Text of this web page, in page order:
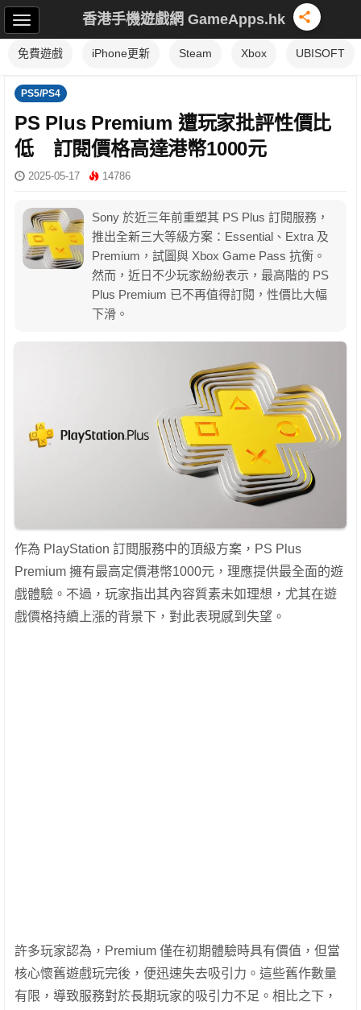
香港手機遊戲網 GameApps.hk
免費遊戲 iPhone更新 Steam Xbox UBISOFT
PS5/PS4
PS Plus Premium 遭玩家批評性價比
低 訂閱價格高達港幣1000元
2025-05-17 14786
Sony 於近三年前重塑其 PS Plus 訂閱服務，
推出全新三大等級方案：Essential、Extra 及
Premium，試圖與 Xbox Game Pass 抗衡。
然而，近日不少玩家紛紛表示，最高階的 PS
Plus Premium 已不再值得訂閱，性價比大幅
下滑。
作為 PlayStation 訂閱服務中的頂級方案，PS Plus
Premium 擁有最高定價港幣1000元，理應提供最全面的遊
戲體驗。不過，玩家指出其內容質素未如理想，尤其在遊
戲價格持續上漲的背景下，對此表現感到失望。
許多玩家認為，Premium 僅在初期體驗時具有價值，但當
核心懷舊遊戲玩完後，便迅速失去吸引力。這些舊作數量
有限，導致服務對於長期玩家的吸引力不足。相比之下，